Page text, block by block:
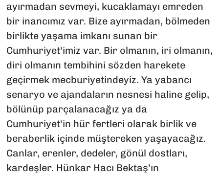
ayırmadan sevmeyi, kucaklamayı emreden
bir inancımız var. Bize ayırmadan, bölmeden
birlikte yaşama imkanı sunan bir
Cumhuriyet'imiz var. Bir olmanın, iri olmanın,
diri olmanın tembihini sözden harekete
geçirmek mecburiyetindeyiz. Ya yabancı
senaryo ve ajandaların nesnesi haline gelip,
bölünüp parçalanacağız ya da
Cumhuriyet'in hür fertleri olarak birlik ve
beraberlik içinde müştereken yaşayacağız.
Canlar, erenler, dedeler, gönül dostları,
kardeşler. Hünkar Hacı Bektaş'ın